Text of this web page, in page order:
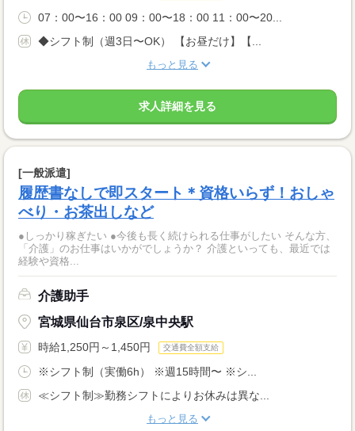
07：00〜16：00 09：00〜18：00 11：00〜20...
◆シフト制（週3日〜OK） 【お昼だけ】【...
もっと見る
求人詳細を見る
[一般派遣]
履歴書なしで即スタート＊資格いらず！おしゃ
べり・お茶出しなど
●しっかり稼ぎたい ●今後も長く続けられる仕事がしたい そんな方、
「介護」のお仕事はいかがでしょうか？ 介護といっても、最近では
経験や資格...
介護助手
宮城県仙台市泉区/泉中央駅
時給1,250円～1,450円 交通費全額支給
※シフト制（実働6h） ※週15時間〜 ※シ...
≪シフト制≫勤務シフトによりお休みは異な...
もっと見る